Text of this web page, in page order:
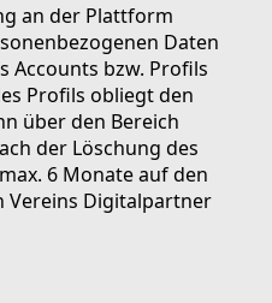
an der Plattform
Daten
Accounts bzw. Profils
Profils obliegt den
über den Bereich
der Löschung des
6 Monate auf den
Vereins Digitalpartner